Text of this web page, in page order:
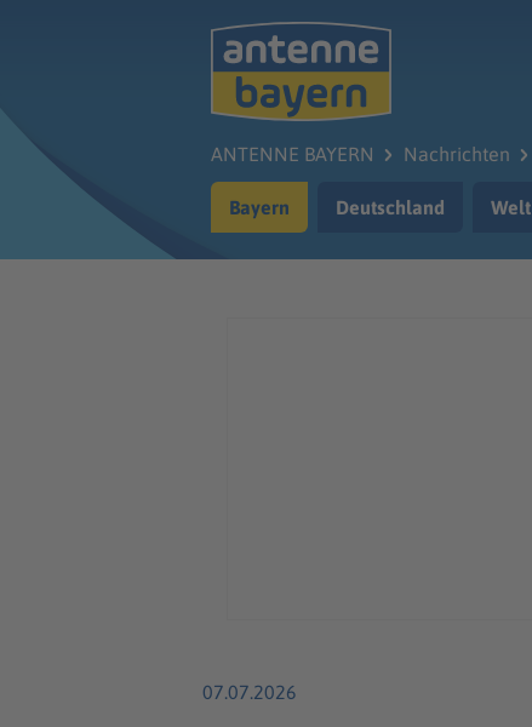
ANTENNE BAYERN Nachrichten
Bayern Deutschland Welt
07.07.2026